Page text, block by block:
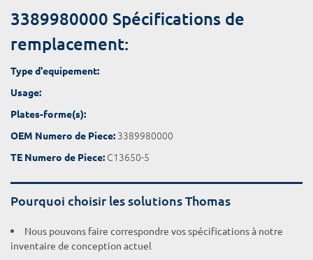
3389980000 Spécifications de
remplacement:
Type d'equipement:
Usage:
Plates-forme(s):
OEM Numero de Piece: 3389980000
TE Numero de Piece: C13650-5
Pourquoi choisir les solutions Thomas
Nous pouvons faire correspondre vos spécifications à notre
inventaire de conception actuel